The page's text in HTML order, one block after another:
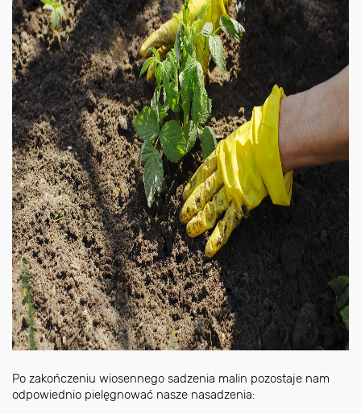
Po zakończeniu wiosennego sadzenia malin pozostaje nam
odpowiednio pielęgnować nasze nasadzenia: